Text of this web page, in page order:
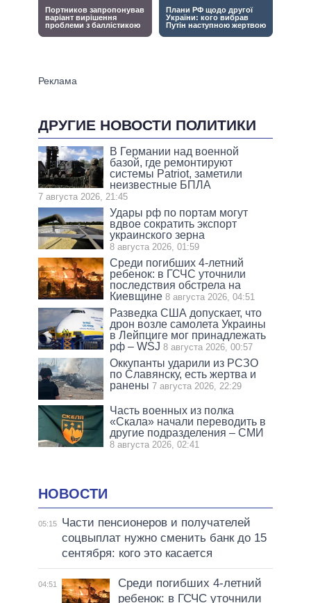
ДРУГИЕ НОВОСТИ ПОЛИТИКИ
В Германии над военной
базой, где ремонтируют
системы Patriot, заметили
неизвестные БПЛА
7 августа 2026, 21:45
Удары рф по портам могут
вдвое сократить экспорт
украинского зерна
8 августа 2026, 01:59
Среди погибших 4-летний
ребенок: в ГСЧС уточнили
последствия обстрела на
Киевщине 8 августа 2026, 04:51
Разведка США допускает, что
дрон возле самолета Украины
в Лейпциге мог принадлежать
рф – WSJ 8 августа 2026, 00:57
Оккупанты ударили из РСЗО
по Славянску, есть жертва и
ранены 7 августа 2026, 22:29
Часть военных из полка
«Скала» начали переводить в
другие подразделения – СМИ
8 августа 2026, 02:41
НОВОСТИ
05:15
Части пенсионеров и получателей
соцвыплат нужно сменить банк до 15
сентября: кого это касается
04:51
Среди погибших 4-летний
ребенок: в ГСЧС уточнили